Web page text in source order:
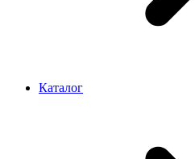
Каталог